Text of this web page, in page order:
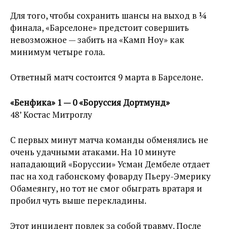
Для того, чтобы сохранить шансы на выход в ¼
финала, «Барселоне» предстоит совершить
невозможное — забить на «Камп Ноу» как
минимум четыре гола.
Ответный матч состоится 9 марта в Барселоне.
«Бенфика» 1 — 0 «Боруссия Дортмунд»
48’ Костас Митроглу
С первых минут матча команды обменялись не
очень удачными атаками. На 10 минуте
нападающий «Боруссии» Усман Дембеле отдает
пас на ход габонскому фоварду Пьеру-Эмерику
Обамеянгу, но тот не смог обыграть вратаря и
пробил чуть выше перекладины.
Этот инцидент повлек за собой травму. После